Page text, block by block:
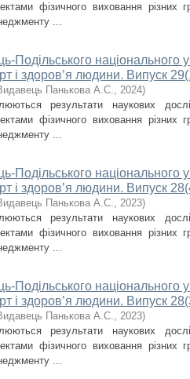
фізичного виховання різних
...
Подільського національного
і здоров’я людини. Випуск
Панькова А.С., 2024)
результати наукових
фізичного виховання різних
...
Подільського національного
і здоров’я людини. Випуск
Панькова А.С., 2023)
результати наукових
фізичного виховання різних
...
Подільського національного
і здоров’я людини. Випуск
Панькова А.С., 2023)
результати наукових
фізичного виховання різних
...